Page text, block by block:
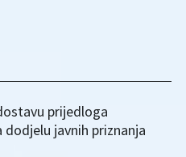
prijedloga
javnih priznanja